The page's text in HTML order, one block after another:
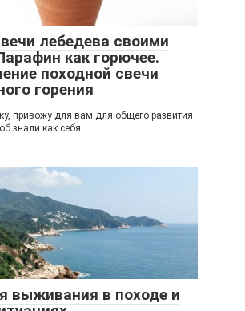
лебедева своими
как горючее.
походной свечи
горения
привожу для вам для общего развития
знали как себя
выживания в походе и